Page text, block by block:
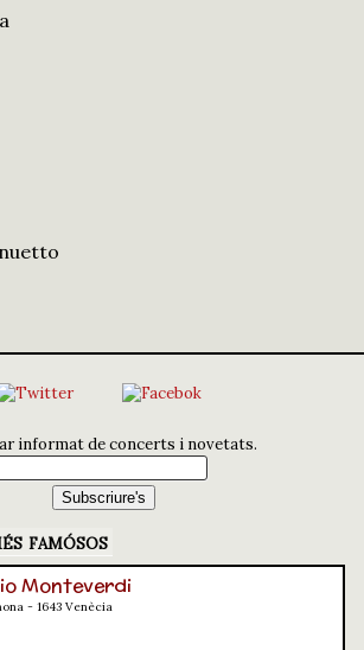
informat de concerts i novetats.
famósos
Monteverdi
- 1643 Venècia